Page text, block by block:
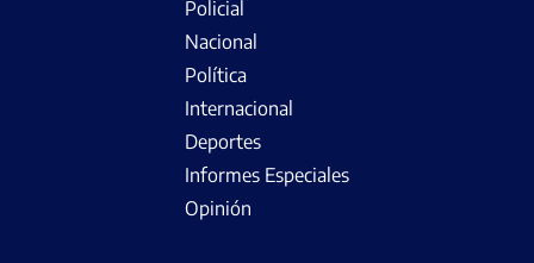
Policial
Nacional
Política
Internacional
Deportes
Informes Especiales
Opinión